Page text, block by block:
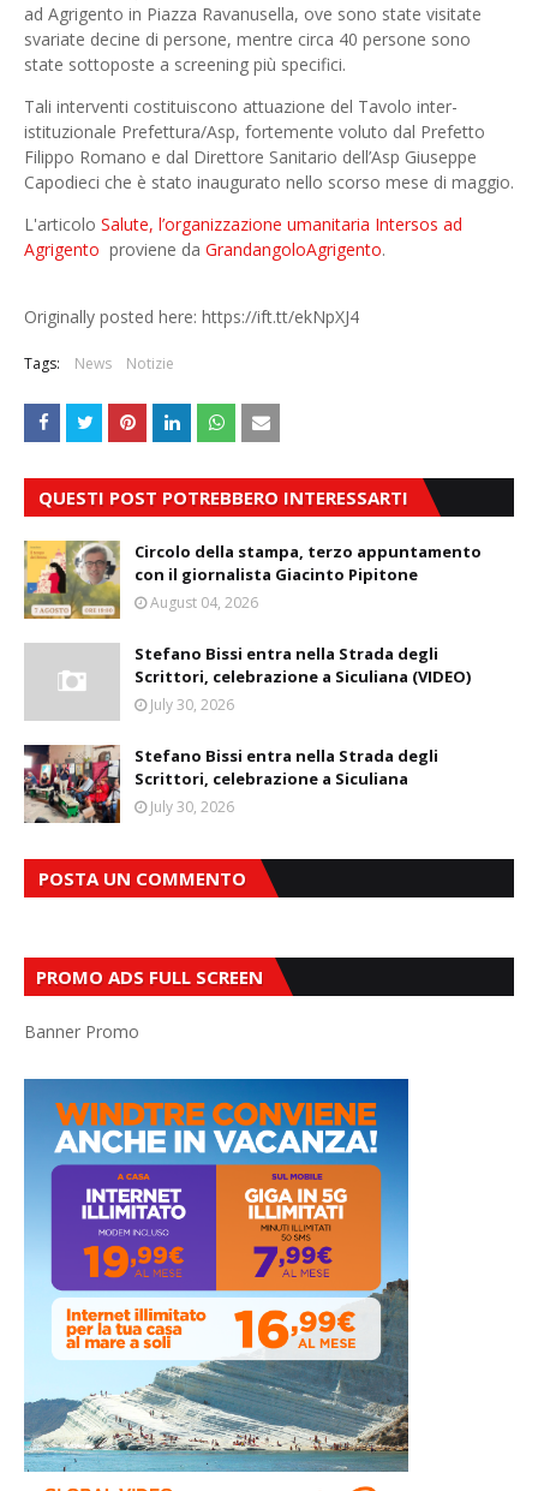
ad Agrigento in Piazza Ravanusella, ove sono state visitate
svariate decine di persone, mentre circa 40 persone sono
state sottoposte a screening più specifici.
Tali interventi costituiscono attuazione del Tavolo inter-
istituzionale Prefettura/Asp, fortemente voluto dal Prefetto
Filippo Romano e dal Direttore Sanitario dell’Asp Giuseppe
Capodieci che è stato inaugurato nello scorso mese di maggio.
L'articolo Salute, l’organizzazione umanitaria Intersos ad
Agrigento proviene da GrandangoloAgrigento.
Originally posted here: https://ift.tt/ekNpXJ4
Tags: News Notizie
QUESTI POST POTREBBERO INTERESSARTI
Circolo della stampa, terzo appuntamento
con il giornalista Giacinto Pipitone
August 04, 2026
Stefano Bissi entra nella Strada degli
Scrittori, celebrazione a Siculiana (VIDEO)
July 30, 2026
Stefano Bissi entra nella Strada degli
Scrittori, celebrazione a Siculiana
July 30, 2026
POSTA UN COMMENTO
PROMO ADS FULL SCREEN
Banner Promo